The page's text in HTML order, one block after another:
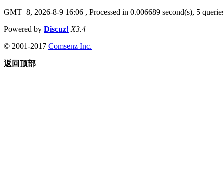
GMT+8, 2026-8-9 16:06 , Processed in 0.006689 second(s), 5
Powered by Discuz! X3.4
© 2001-2017 Comsenz Inc.
返回顶部